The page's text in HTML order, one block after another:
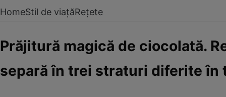
HomeStil de viațăRețete
Prăjitură magică de ciocolată.
separă în trei straturi diferite în